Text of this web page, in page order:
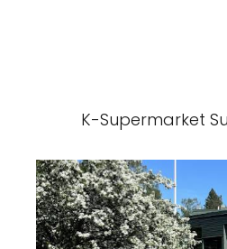
K-Supermarket